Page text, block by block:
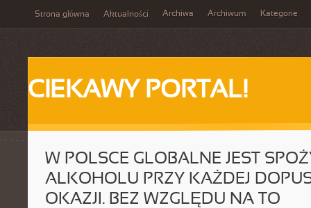
Strona główna Aktualności Archiwa Archiwum Kategorie
CIEKAWY PORTAL!
W POLSCE GLOBALNE JEST
ALKOHOLU PRZY KAŻDEJ
OKAZJI. BEZ WZGLĘDU NA TO